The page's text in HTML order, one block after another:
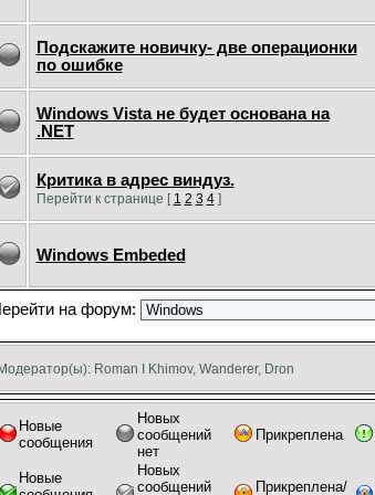
Подскажите новичку- две операционки
по ошибке
Windows Vista не будет основана на
.NET
Критика в адрес виндуз.
Перейти к странице [ 1 2 3 4]
Windows Embeded
на форум:
Roman I Khimov, Wanderer, Dron
Новые
сообщения
Новых
сообщений
нет
Прикреплена
Новые
Новых
сообщений
Прикреплена/